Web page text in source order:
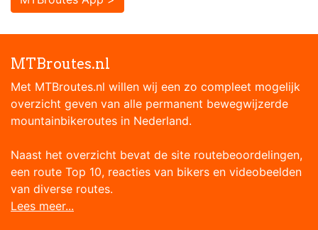
MTBroutes.nl
Met MTBroutes.nl willen wij een zo compleet mogelijk
overzicht geven van alle permanent bewegwijzerde
mountainbikeroutes in Nederland.
Naast het overzicht bevat de site routebeoordelingen,
een route Top 10, reacties van bikers en videobeelden
van diverse routes.
Lees meer...